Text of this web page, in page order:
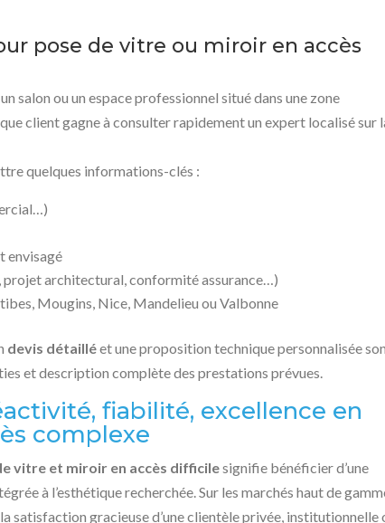
pose de vitre ou miroir en accès
salon ou un espace professionnel situé dans une zone
client gagne à consulter rapidement un expert localisé sur
quelques informations-clés :
envisagé
projet architectural, conformité assurance…)
Mougins, Nice, Mandelieu ou Valbonne
devis détailléet une proposition technique personnalisée
et description complète des prestations prévues.
fiabilité, excellence en
complexe
vitre et miroir en accès difficilesignifie bénéficier d’une
à l’esthétique recherchée. Sur les marchés haut de
satisfaction gracieuse d’une clientèle privée, institutionnelle